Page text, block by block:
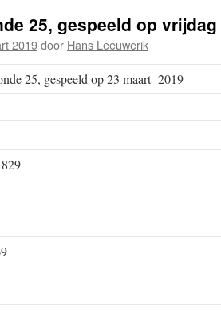
25, gespeeld op vrijdag
2019door Hans Leeuwerik
25, gespeeld op 23 maart 2019